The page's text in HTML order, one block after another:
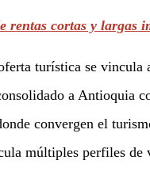
rentas cortas y largas
turística se vincula
a Antioquia
convergen el
múltiples perfiles de